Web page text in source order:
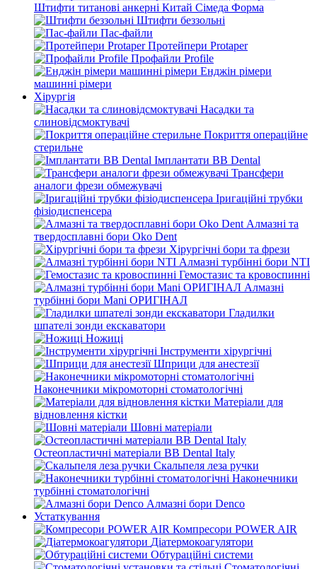
Штифти титанові анкерні Китай Сімеда Форма
Штифти беззольні
Пас-файли
Протейпери Protaper
Профайли Profile
Енджін рімери
машинні рімери
Хірургія
Насадки та
слиновідсмоктувачі
Покриття операційне
стерильне
Імплантати BB Dental
Трансфери
аналоги фрези обмежувачі
Іригаційні трубки
фізіодиспенсера
Алмазні та
твердосплавні бори Oko Dent
Хірургічні бори та фрези
Алмазні турбінні бори NTI
Гемостазис та кровоспинні
Алмазні
турбінні бори Mani ОРИГІНАЛ
Гладилки
шпателі зонди екскаватори
Ножиці
Інструменти хірургічні
Шприци для анестезії
Наконечники мікромоторні стоматологічні
Матеріали для
відновлення кістки
Шовні матеріали
Остеопластичні матеріали BB Dental Italy
Скальпеля леза ручки
Наконечники
турбінні стоматологічні
Алмазні бори Denco
Устаткування
Компресори POWER AIR
Діатермокоагулятори
Обтураційні системи